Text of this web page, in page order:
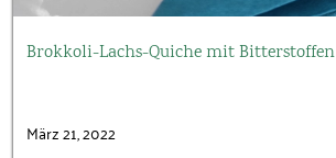
Brokkoli-Lachs-Quiche mit Bitterstoffen
März 21, 2022